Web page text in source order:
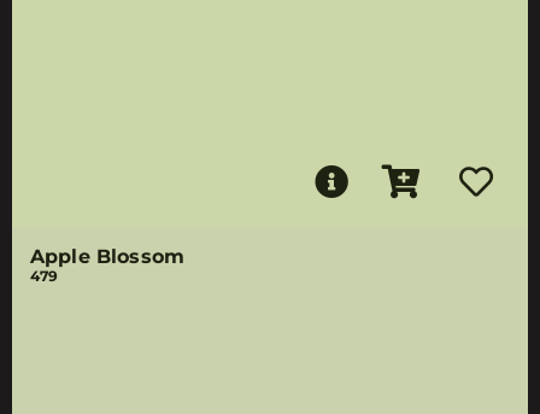
Apple Blossom
479